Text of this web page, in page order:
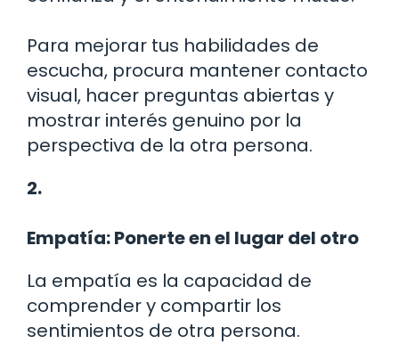
Para mejorar tus habilidades de
escucha, procura mantener contacto
visual, hacer preguntas abiertas y
mostrar interés genuino por la
perspectiva de la otra persona.
2.
Empatía: Ponerte en el lugar del otro
La empatía es la capacidad de
comprender y compartir los
sentimientos de otra persona.